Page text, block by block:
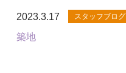
2023.3.17 スタッフブログ
築地